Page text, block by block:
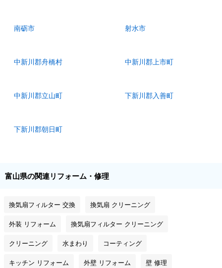
南砺市 射水市
中新川郡舟橋村 中新川郡上市町
中新川郡立山町 下新川郡入善町
下新川郡朝日町
富山県の関連リフォーム・修理
換気扇フィルター 交換 換気扇 クリーニング
外装 リフォーム 換気扇フィルター クリーニング
クリーニング 水まわり コーティング
キッチン リフォーム 外壁 リフォーム 壁 修理